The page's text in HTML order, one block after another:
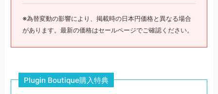
※為替変動の影響により、掲載時の日本円価格と異なる場合
があります。最新の価格はセールページでご確認ください。
Plugin Boutique購入特典